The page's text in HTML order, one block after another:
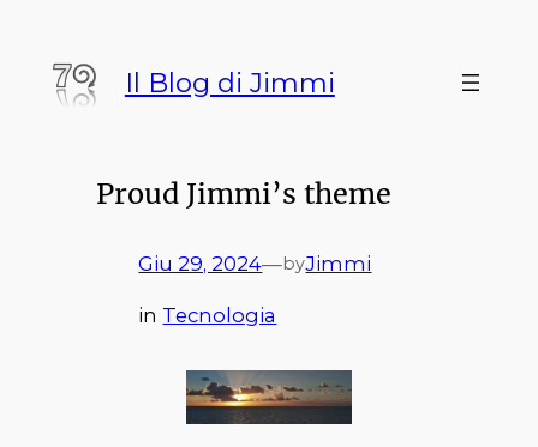
contenuto
Il Blog di Jimmi
Proud Jimmi’s theme
Giu 29, 2024—byJimmi
in Tecnologia